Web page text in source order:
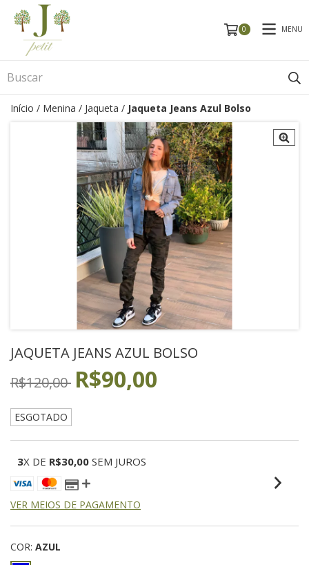
0 MENU
Início / Menina / Jaqueta / Jaqueta Jeans Azul Bolso
JAQUETA JEANS AZUL BOLSO
R$120,00 R$90,00
ESGOTADO
3X DE R$30,00 SEM JUROS
VER MEIOS DE PAGAMENTO
COR: AZUL